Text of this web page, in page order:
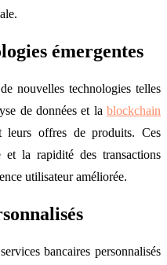
émergentes
nouvelles technologies telles
de données et la blockchain
leurs offres de produits. Ces
et la rapidité des transactions
utilisateur améliorée.
bancaires personnalisés